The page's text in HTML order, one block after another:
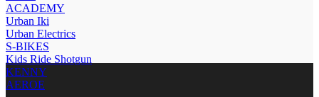
ACADEMY
Urban Iki
Urban Electrics
S-BIKES
Kids Ride Shotgun
KENNY
AEROE